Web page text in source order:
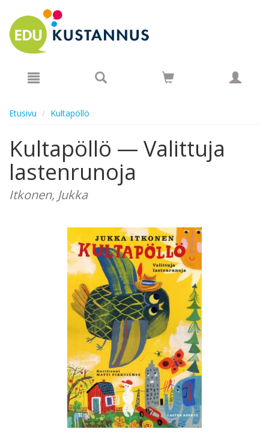
Etusivu Kultapöllö
Kultapöllö — Valittuja
lastenrunoja
Itkonen, Jukka